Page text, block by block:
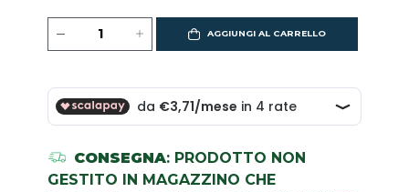
AGGIUNGI AL CARRELLO
CONSEGNA: PRODOTTO NON
GESTITO IN MAGAZZINO CHE